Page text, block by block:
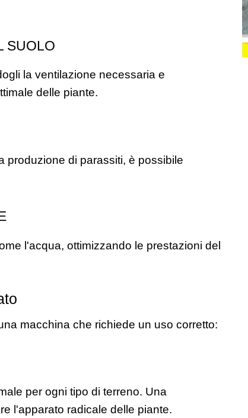
SUOLO
la ventilazione necessaria e
delle piante.
produzione di parassiti, è possibile
l'acqua, ottimizzando le prestazioni del
macchina che richiede un uso corretto:
per ogni tipo di terreno. Una
l'apparato radicale delle piante.